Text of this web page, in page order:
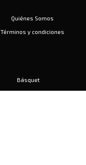
Quiénes Somos
Términos y condiciones
Básquet